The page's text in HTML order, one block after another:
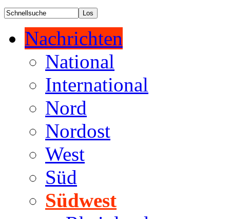
Nachrichten
National
International
Nord
Nordost
West
Süd
Südwest